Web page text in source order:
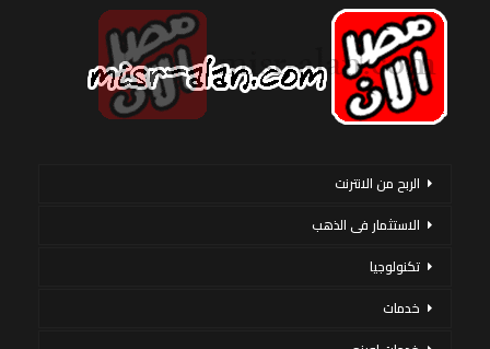
الربح من الانترنت
الاستثمار فى الذهب
تكنولوجيا
خدمات